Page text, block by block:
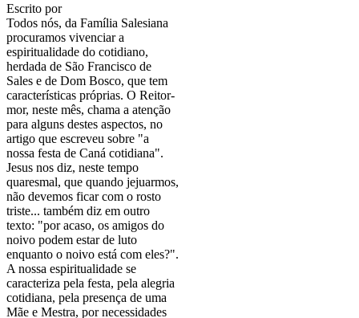
Escrito por
Todos nós, da Família Salesiana
procuramos vivenciar a
espiritualidade do cotidiano,
herdada de São Francisco de
Sales e de Dom Bosco, que tem
características próprias. O Reitor-
mor, neste mês, chama a atenção
para alguns destes aspectos, no
artigo que escreveu sobre "a
nossa festa de Caná cotidiana".
Jesus nos diz, neste tempo
quaresmal, que quando jejuarmos,
não devemos ficar com o rosto
triste... também diz em outro
texto: "por acaso, os amigos do
noivo podem estar de luto
enquanto o noivo está com eles?".
A nossa espiritualidade se
caracteriza pela festa, pela alegria
cotidiana, pela presença de uma
Mãe e Mestra, por necessidades